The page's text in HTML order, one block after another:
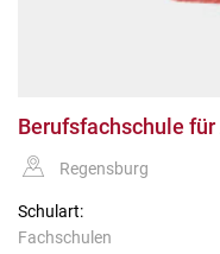
Berufsfachschule
Regensburg
Schulart:
Fachschulen